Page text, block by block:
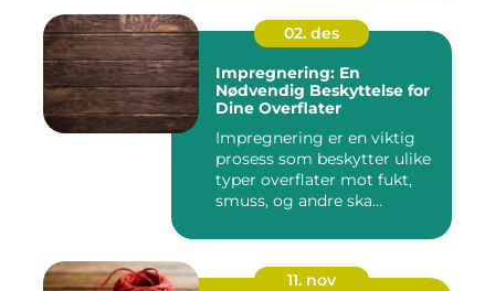
02. des
Impregnering: En
Nødvendig Beskyttelse for
Dine Overflater
Impregnering er en viktig
prosess som beskytter ulike
typer overflater mot fukt,
smuss, og andre ska...
11. nov